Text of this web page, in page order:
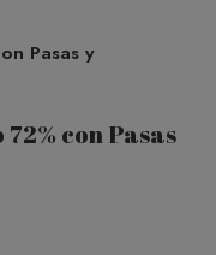
Pasas y
con Pasas